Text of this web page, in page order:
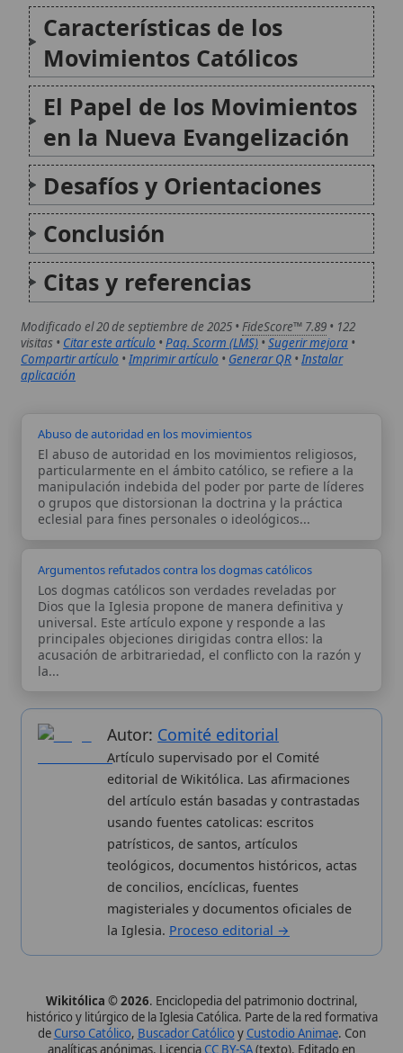
Modificado el 20 de septiembre de 2025 •
visitas •Citar este artículo •Paq. Scorm (LMS)•Sugerir mejora
Compartir artículo•Imprimir artículo•Generar QR•Instalar
aplicación
Abuso de autoridad en los movimientos
El abuso de autoridad en los movimientos religiosos,
particularmente en el ámbito católico, se refiere a la
manipulación indebida del poder por parte de líderes
o grupos que distorsionan la doctrina y la práctica
Argumentos refutados contra los dogmas católicos
Los dogmas católicos son verdades reveladas por
Dios que la Iglesia propone de manera definitiva y
principales objeciones dirigidas contra ellos: la
acusación de arbitrariedad, el conflicto con la razón y
la...
Artículo supervisado por el Comité
editorial de Wikitólica. Las afirmaciones
del artículo están basadas y contrastadas
usando fuentes catolicas: escritos
patrísticos, de santos, artículos
magisteriales y documentos oficiales de
la Iglesia.Proceso editorial →
Wikitólica © 2026. Enciclopedia del patrimonio doctrinal,
histórico y litúrgico de la Iglesia Católica. Parte de la red formativa
Carlo Acutis.
Sobre nosotros
Proceso editorial
Publicación seriada
Estadísticas
Aviso legal
Política de privacidad
Categorias
Más visitados
Nuevas entradas
Aplicaciones
Kit de Prensa
Widgets para tu web
✦ SÍGUENOS EN
Canal de WhatsApp
Únete · publicación regular
Perfil de Instagram
Síguenos · @wikitolica